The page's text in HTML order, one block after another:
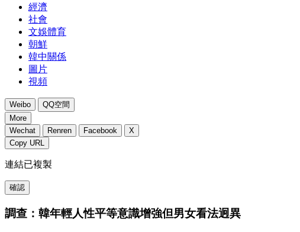
經濟
社會
文娛體育
朝鮮
韓中關係
圖片
視頻
Weibo
QQ空間
More
Wechat
Renren Facebook
X
Copy URL
連結已複製
確認
調查：韓年輕人性平等意識增強但男女看法迥異